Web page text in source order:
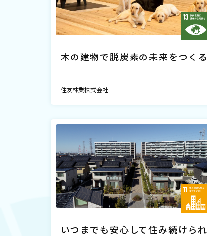
木の建物で脱炭素の未来をつくる
住友林業株式会社
いつまでも安心して住み続けられ